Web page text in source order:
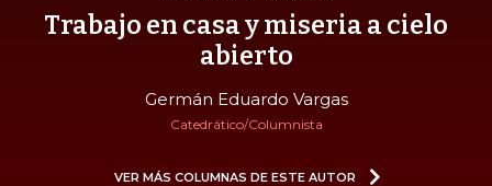
Trabajo en casa y miseria a cielo
abierto
Germán Eduardo Vargas
Catedrático/Columnista
VER MÁS COLUMNAS DE ESTE AUTOR